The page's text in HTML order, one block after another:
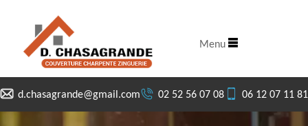
d.chasagrande@gmail.com 02 52 56 07 08 06 12 07 11 81
Menu